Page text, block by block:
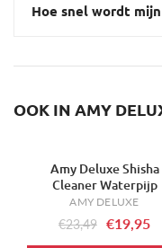
Hoe snel wordt
OOK IN AMY
-15%Amy Deluxe Shisha
Cleaner Waterpijp
AMY DELUXE
€23,49 €19,95